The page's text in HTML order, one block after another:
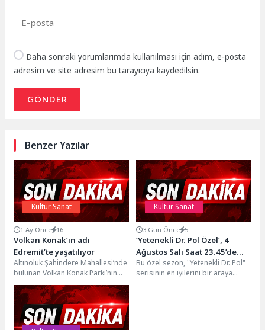
Daha sonraki yorumlarımda kullanılması için adım, e-posta
adresim ve site adresim bu tarayıcıya kaydedilsin.
GÖNDER
Benzer Yazılar
Kültür Sanat
1 Ay Önce 16
Volkan Konak’ın adı
Edremit’te yaşatılıyor
Altınoluk Şahindere Mahallesi’nde
bulunan Volkan Konak Parkı’nın
açılışına Edremit Belediye Başkanı
Mehmet Ertaş’ın yanı sıra...
Kültür Sanat
3 Gün Önce 5
‘Yetenekli Dr. Pol Özel’, 4
Ağustos Salı Saat 23.45’de
National Geographic WILD
Ekranlarında Kalan
Bu özel sezon, "Yetenekli Dr. Pol"
serisinin en iyilerini bir araya